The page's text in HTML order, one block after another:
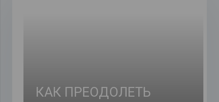
КАК ПРЕОДОЛЕТЬ